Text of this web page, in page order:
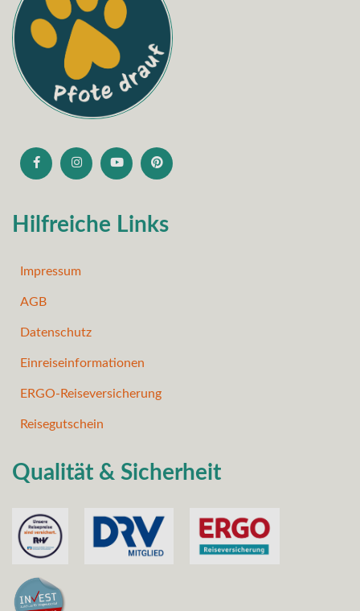
Hilfreiche Links
Impressum
AGB
Datenschutz
Einreiseinformationen
ERGO-Reiseversicherung
Reisegutschein
Qualität & Sicherheit